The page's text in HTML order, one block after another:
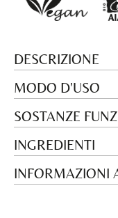
DESCRIZIONE
MODO D'USO
SOSTANZE
INGREDIENTI
INFORMAZIONI